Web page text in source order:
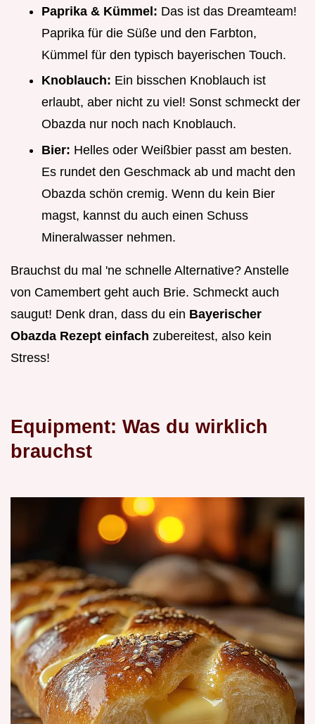
Paprika & Kümmel: Das ist das Dreamteam!
Paprika für die Süße und den Farbton,
Kümmel für den typisch bayerischen Touch.
Knoblauch: Ein bisschen Knoblauch ist
erlaubt, aber nicht zu viel! Sonst schmeckt der
Obazda nur noch nach Knoblauch.
Bier: Helles oder Weißbier passt am besten.
Es rundet den Geschmack ab und macht den
Obazda schön cremig. Wenn du kein Bier
magst, kannst du auch einen Schuss
Mineralwasser nehmen.
Brauchst du mal 'ne schnelle Alternative? Anstelle
von Camembert geht auch Brie. Schmeckt auch
saugut! Denk dran, dass du ein Bayerischer
Obazda Rezept einfach zubereitest, also kein
Stress!
Equipment: Was du wirklich
brauchst